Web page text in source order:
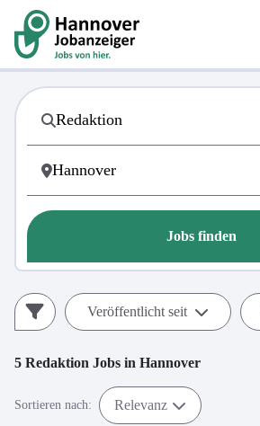
Jobs finden
Veröffentlicht seit
5 Redaktion Jobs in Hannover
Sortieren nach: Relevanz